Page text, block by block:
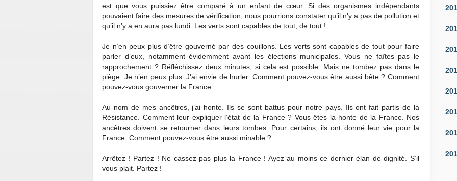
est que vous puissiez être comparé à un enfant de cœur. Si des organismes indépendants
pouvaient faire des mesures de vérification, nous pourrions constater qu’il n’y a pas de pollution et
qu’il n’y a en aura pas lundi. Les verts sont capables de tout, de tout !
Je n’en peux plus d’être gouverné par des couillons. Les verts sont capables de tout pour faire
parler d’eux, notamment évidemment avant les élections municipales. Vous ne faîtes pas le
rapprochement ? Réfléchissez deux minutes, si cela est possible. Mais ne tombez pas dans le
piège. Je n’en peux plus. J’ai envie de hurler. Comment pouvez-vous être aussi bête ? Comment
pouvez-vous gouverner la France.
Au nom de mes ancêtres, j’ai honte. Ils se sont battus pour notre pays. Ils ont fait partis de la
Résistance. Comment leur expliquer l’état de la France ? Vous êtes la honte de la France. Nos
ancêtres doivent se retourner dans leurs tombes. Pour certains, ils ont donné leur vie pour la
France. Comment pouvez-vous être aussi minable ?
Arrêtez ! Partez ! Ne cassez pas plus la France ! Ayez au moins ce dernier élan de dignité. S’il
vous plait. Partez !